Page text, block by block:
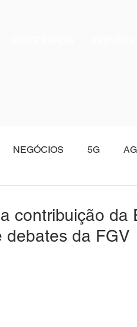
NEGÓCIOS 5G
contribuição da
debates da FGV